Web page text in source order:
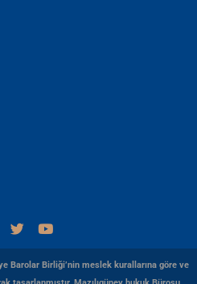
T
w
i
t
t
Y
o
u
t
u
Barolar Birliği’nin meslek kurallarına göre ve